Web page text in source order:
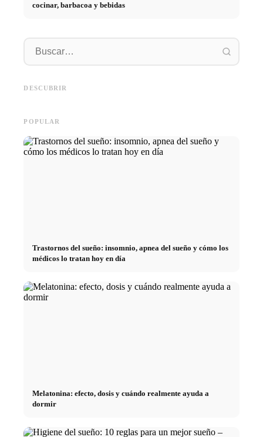
cocinar, barbacoa y bebidas
DESCUBRIR
Online Marketing
POPULAR
Trastornos del sueño: insomnio, apnea del sueño y cómo los
médicos lo tratan hoy en día
Melatonina: efecto, dosis y cuándo realmente ayuda a
dormir